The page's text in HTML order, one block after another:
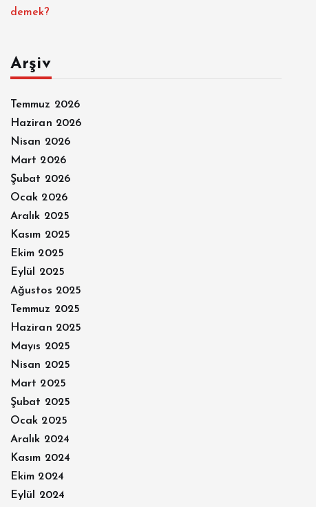
demek?
Arşiv
Temmuz 2026
Haziran 2026
Nisan 2026
Mart 2026
Şubat 2026
Ocak 2026
Aralık 2025
Kasım 2025
Ekim 2025
Eylül 2025
Ağustos 2025
Temmuz 2025
Haziran 2025
Mayıs 2025
Nisan 2025
Mart 2025
Şubat 2025
Ocak 2025
Aralık 2024
Kasım 2024
Ekim 2024
Eylül 2024